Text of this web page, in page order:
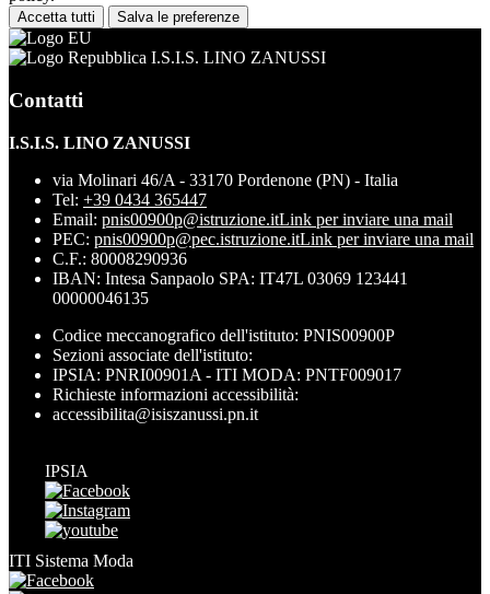
Accetta tutti Salva le preferenze
I.S.I.S. LINO ZANUSSI
Contatti
I.S.I.S. LINO ZANUSSI
via Molinari 46/A - 33170 Pordenone (PN) - Italia
Tel: +39 0434 365447
Email: pnis00900p@istruzione.itLink per inviare una mail
PEC: pnis00900p@pec.istruzione.itLink per inviare una mail
C.F.: 80008290936
IBAN: Intesa Sanpaolo SPA: IT47L 03069 123441
00000046135
Codice meccanografico dell'istituto: PNIS00900P
Sezioni associate dell'istituto:
IPSIA: PNRI00901A - ITI MODA: PNTF009017
Richieste informazioni accessibilità:
accessibilita@isiszanussi.pn.it
IPSIA
ITI Sistema Moda